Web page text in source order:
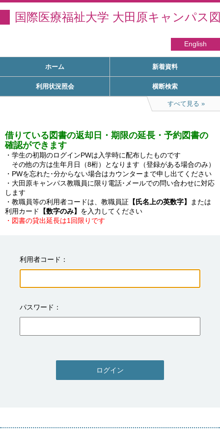
国際医療福祉大学 大田原キャンパス
English
ホーム 新着資料
利用状況照会 横断検索
すべて見る
借りている図書の返却日・期限の延長・予約図書の
確認ができます
・学生の初期のログインPWは入学時に配布したものです
その他の方は生年月日（8桁）となります（登録がある場合のみ）
・PWを忘れた･分からない場合はカウンターまで申し出てください
・大田原キャンパス教職員に限り電話･メールでの問い合わせに対応
します
・教職員等の利用者コードは、教職員証 【氏名上の英数字】
または
利用カード
【数字のみ】
・図書の貸出延長は1回限りです
利用者コード
パスワード
ログイン